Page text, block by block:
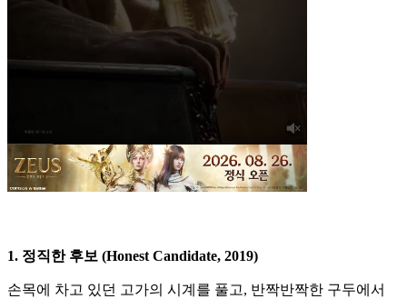
1. 정직한 후보 (Honest Candidate, 2019)
손목에 차고 있던 고가의 시계를 풀고, 반짝반짝한 구두에서